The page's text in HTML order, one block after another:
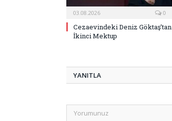
03.08.2026 0
Cezaevindeki Deniz Göktaş’tan
İkinci Mektup
YANITLA